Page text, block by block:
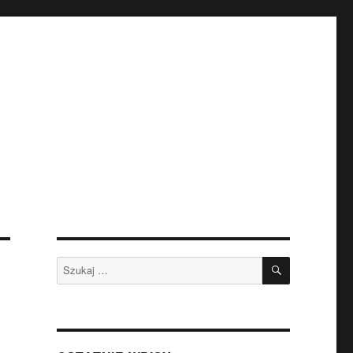
Szukaj: SZUKAJ